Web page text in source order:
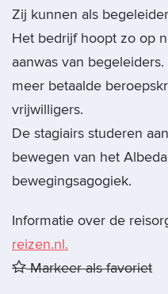
Zij kunnen als
Het bedrijf hoopt zo op
aanwas van
meer betaalde
vrijwilligers.
De stagiairs studeren
bewegen van het
bewegingsagogiek.
Informatie over de
reizen.nl.
Markeer als favoriet